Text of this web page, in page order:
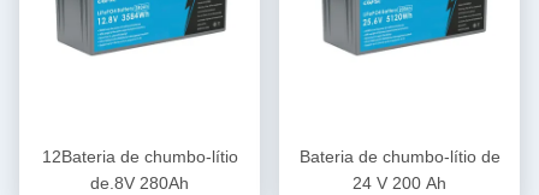
12Bateria de chumbo-lítio
de.8V 280Ah
Bateria de chumbo-lítio de
24 V 200 Ah